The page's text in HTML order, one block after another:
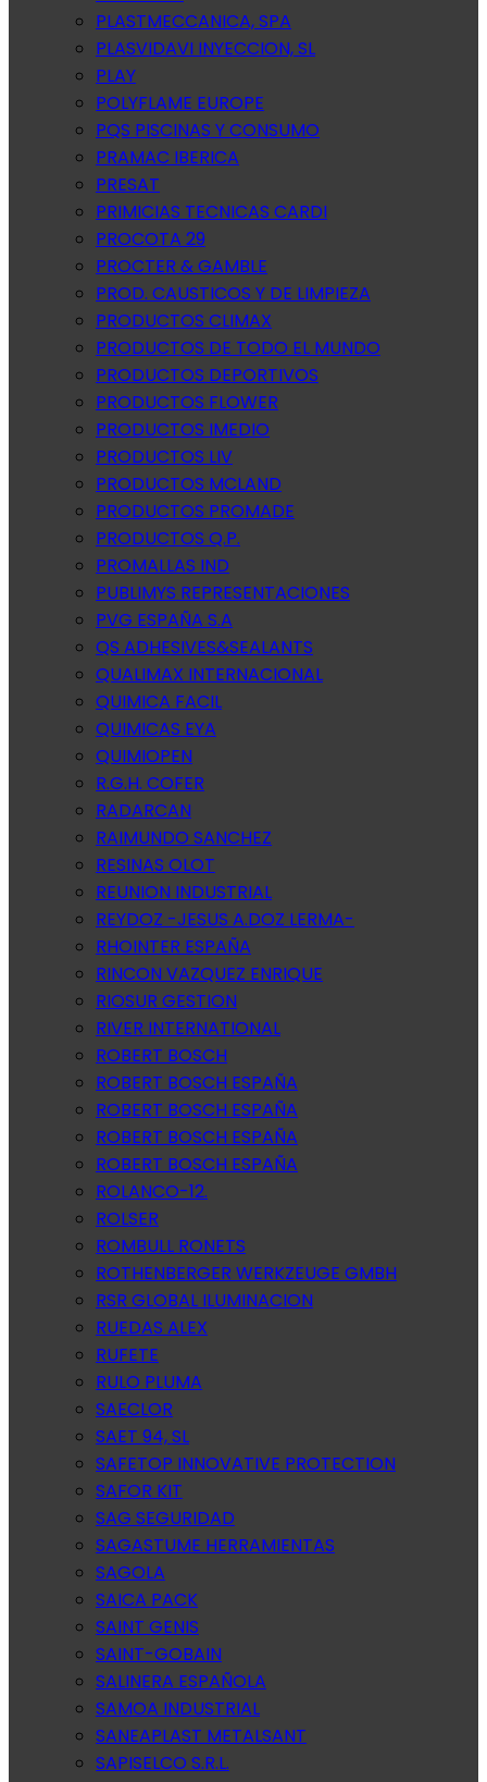
PLASTMECCANICA, SPA
PLASVIDAVI INYECCION, SL
PLAY
POLYFLAME EUROPE
PQS PISCINAS Y CONSUMO
PRAMAC IBERICA
PRESAT
PRIMICIAS TECNICAS CARDI
PROCOTA 29
PROCTER & GAMBLE
PROD. CAUSTICOS Y DE LIMPIEZA
PRODUCTOS CLIMAX
PRODUCTOS DE TODO EL MUNDO
PRODUCTOS DEPORTIVOS
PRODUCTOS FLOWER
PRODUCTOS IMEDIO
PRODUCTOS LIV
PRODUCTOS MCLAND
PRODUCTOS PROMADE
PRODUCTOS Q.P.
PROMALLAS IND
PUBLIMYS REPRESENTACIONES
PVG ESPAÑA S.A
QS ADHESIVES&SEALANTS
QUALIMAX INTERNACIONAL
QUIMICA FACIL
QUIMICAS EYA
QUIMIOPEN
R.G.H. COFER
RADARCAN
RAIMUNDO SANCHEZ
RESINAS OLOT
REUNION INDUSTRIAL
REYDOZ -JESUS A.DOZ LERMA-
RHOINTER ESPAÑA
RINCON VAZQUEZ ENRIQUE
RIOSUR GESTION
RIVER INTERNATIONAL
ROBERT BOSCH
ROBERT BOSCH ESPAÑA
ROBERT BOSCH ESPAÑA
ROBERT BOSCH ESPAÑA
ROBERT BOSCH ESPAÑA
ROLANCO-12.
ROLSER
ROMBULL RONETS
ROTHENBERGER WERKZEUGE GMBH
RSR GLOBAL ILUMINACION
RUEDAS ALEX
RUFETE
RULO PLUMA
SAECLOR
SAET 94, SL
SAFETOP INNOVATIVE PROTECTION
SAFOR KIT
SAG SEGURIDAD
SAGASTUME HERRAMIENTAS
SAGOLA
SAICA PACK
SAINT GENIS
SAINT-GOBAIN
SALINERA ESPAÑOLA
SAMOA INDUSTRIAL
SANEAPLAST METALSANT
SAPISELCO S.R.L.